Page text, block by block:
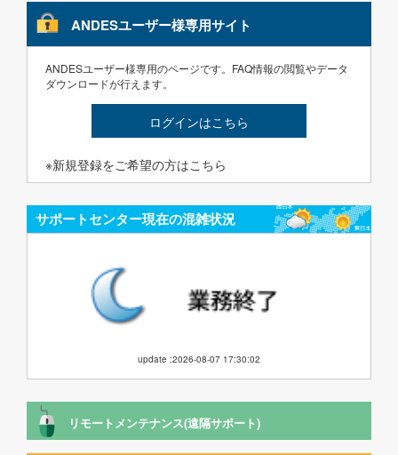
ANDESユーザー様専用サイト
ANDESユーザー様専用のページです。FAQ情報の閲覧やデータ
ダウンロードが行えます。
ログインはこちら
※新規登録をご希望の方はこちら
サポートセンター現在の混雑状況
update :2026-08-07 17:30:02
リモートメンテナンス(遠隔サポート)